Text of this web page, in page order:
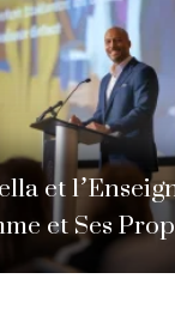
et
et Ses